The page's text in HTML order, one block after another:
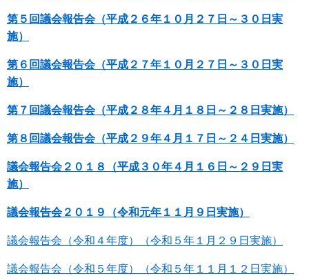
第５回議会報告会（平成２６年１０月２７日～３０日実
施）
第６回議会報告会（平成２７年１０月２７日～３０日実
施）
第７回議会報告会（平成２８年４月１８日～２８日実施）
第８回議会報告会（平成２９年４月１７日～２４日実施）
議会報告会２０１８（平成３０年４月１６日～２９日実
施）
議会報告会２０１９（令和元年１１月９日実施）
議会報告会（令和４年度）（令和５年１月２９日実施）
議会報告会（令和５年度）（令和５年１１月１２日実施）